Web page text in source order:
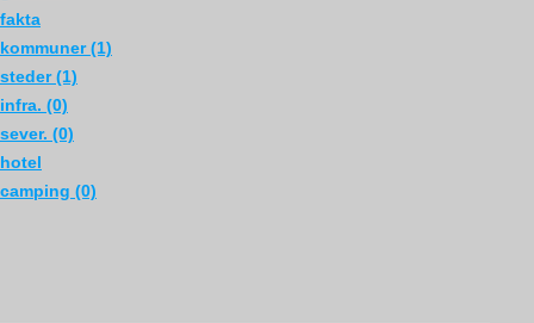
fakta
kommuner (1)
steder (1)
infra. (0)
sever. (0)
hotel
camping (0)